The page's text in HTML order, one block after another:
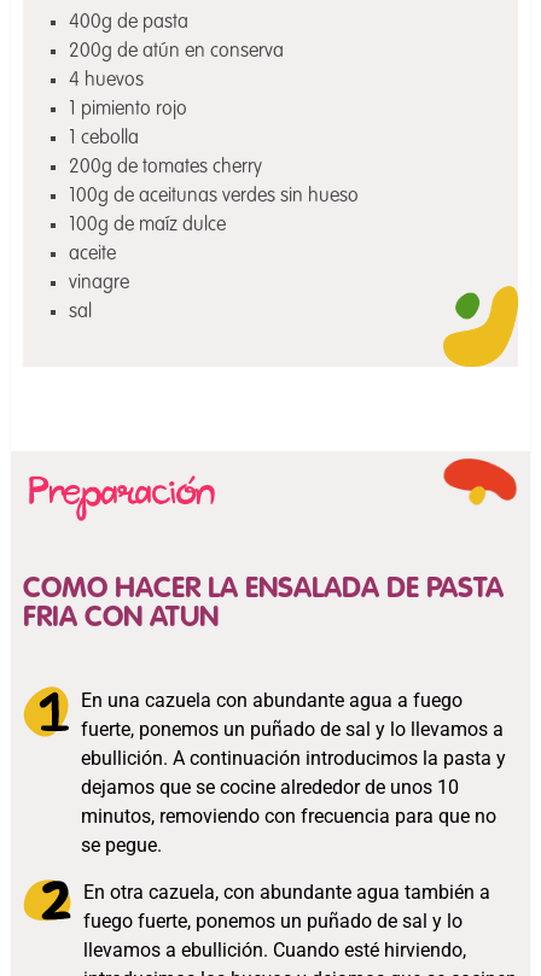
400g de pasta
200g de atún en conserva
4 huevos
1 pimiento rojo
1 cebolla
200g de tomates cherry
100g de aceitunas verdes sin hueso
100g de maíz dulce
aceite
vinagre
sal
COMO HACER LA ENSALADA DE PASTA
FRIA CON ATUN
En una cazuela con abundante agua a fuego
fuerte, ponemos un puñado de sal y lo llevamos a
ebullición. A continuación introducimos la pasta y
dejamos que se cocine alrededor de unos 10
minutos, removiendo con frecuencia para que no
se pegue.
En otra cazuela, con abundante agua también a
fuego fuerte, ponemos un puñado de sal y lo
llevamos a ebullición. Cuando esté hirviendo,